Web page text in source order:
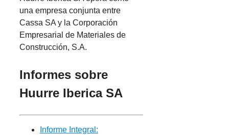
una empresa conjunta entre
Cassa SA y la Corporación
Empresarial de Materiales de
Construcción, S.A.
Informes sobre
Huurre Iberica SA
Informe Integral: